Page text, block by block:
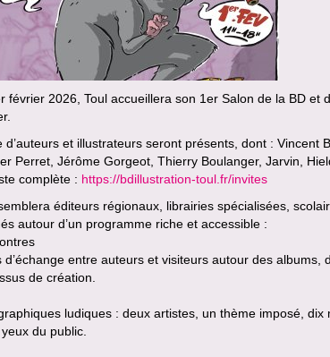
février 2026, Toul accueillera son 1er Salon de la BD et
d’auteurs et illustrateurs seront présents, dont : Vincent
Perret, Jérôme Gorgeot, Thierry Boulanger, Jarvin,
complète : https://bdillustration-toul.fr/invites
éditeurs régionaux, librairies spécialisées,
autour d’un programme riche et accessible :
d’échange entre auteurs et visiteurs autour des albums,
de création.
ludiques : deux artistes, un thème imposé, dix
du public.